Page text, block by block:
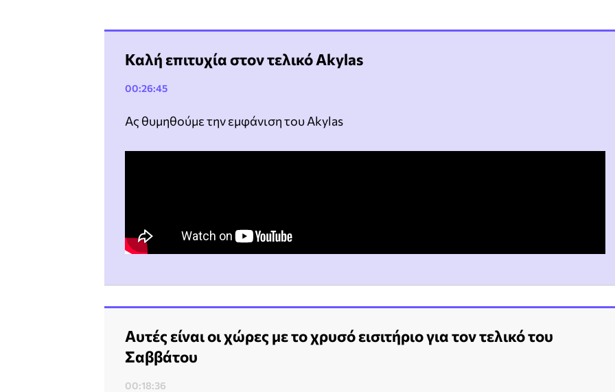
Καλή επιτυχία στον τελικό Akylas
00:26:45
Ας θυμηθούμε την εμφάνιση του Akylas
Αυτές είναι οι χώρες με το χρυσό εισιτήριο για τον τελικό του
Σαββάτου
00:18:36